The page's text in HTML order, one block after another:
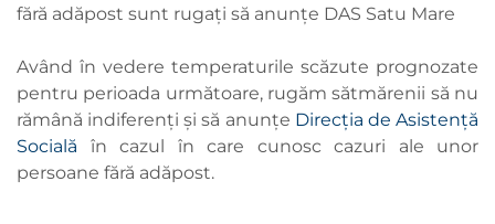
fără adăpost sunt rugați să anunțe DAS Satu Mare
Având în vedere temperaturile scăzute prognozate
pentru perioada următoare, rugăm sătmărenii să nu
rămână indiferenți și să anunțe Direcția de Asistență
Socială în cazul în care cunosc cazuri ale unor
persoane fără adăpost.